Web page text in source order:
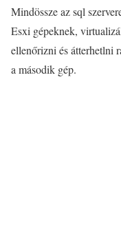
Mindössze az sql
Esxi gépeknek,
ellenőrizni és átterhetlni
a második gép.